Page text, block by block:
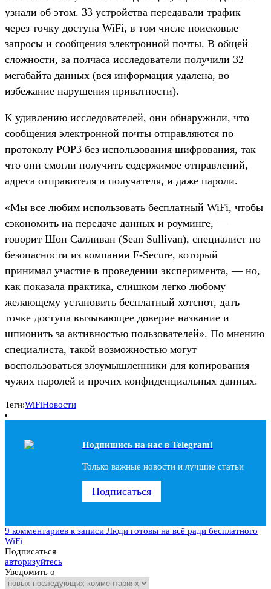
узнали об этом. 33 устройства передавали трафик
через точку доступа WiFi, в том числе поисковые
запросы и сообщения электронной почты. В общей
сложности, за полчаса исследователи получили 32
мегабайта данных (вся информация удалена, во
избежание нарушения приватности).
К удивлению исследователей, они обнаружили, что
сообщения электронной почты отправляются по
протоколу POP3 без использования шифрования, так
что они смогли получить содержимое отправлений,
адреса отправителя и получателя, и даже пароли.
«Мы все любим использовать бесплатный WiFi, чтобы
сэкономить на передаче данных и роуминге, —
говорит Шон Салливан (Sean Sullivan), специалист по
безопасности из компании F-Secure, который
принимал участие в проведении эксперимента, — но,
как показала практика, слишком легко любому
желающему установить бесплатный хотспот, дать
точке доступа вызывающее доверие название и
шпионить за активностью пользователей». По мнению
специалиста, такой возможностью могут
воспользоваться злоумышленники для копирования
чужих паролей и прочих конфиденциальных данных.
Теги:WiFiНовости
Подпишись на наc в Telegram!
Только важные новости и лучшие статьи
Подписаться
9 комментариев к записи Люди готовы на всё ради бесплатного
WiFi
Подписаться
авторизуйтесь
Уведомить о